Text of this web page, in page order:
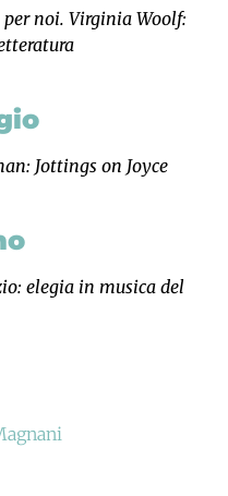
noi. Virginia Woolf:
Jottings on Joyce
elegia in musica del